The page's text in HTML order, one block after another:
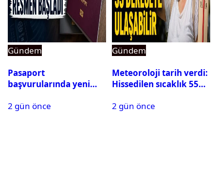
Gündem
Pasaport
başvurularında yeni
2 gün önce
Gündem
Meteoroloji tarih verdi:
Hissedilen sıcaklık 55
2 gün önce